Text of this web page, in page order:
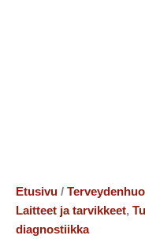
Etusivu /
Laitteet ja tarvikkeet,
diagnostiikka